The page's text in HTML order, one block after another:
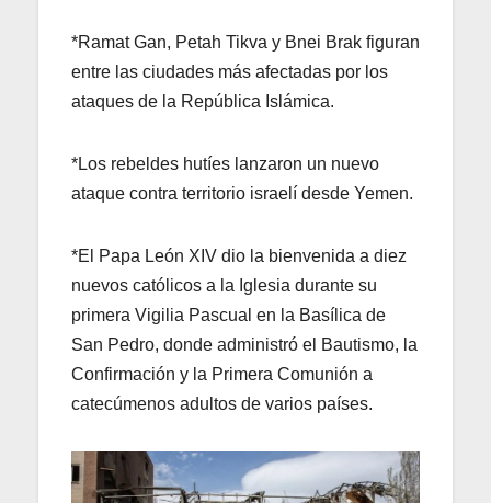
*Ramat Gan, Petah Tikva y Bnei Brak figuran
entre las ciudades más afectadas por los
ataques de la República Islámica.
*Los rebeldes hutíes lanzaron un nuevo
ataque contra territorio israelí desde Yemen.
*El Papa León XIV dio la bienvenida a diez
nuevos católicos a la Iglesia durante su
primera Vigilia Pascual en la Basílica de
San Pedro, donde administró el Bautismo, la
Confirmación y la Primera Comunión a
catecúmenos adultos de varios países.